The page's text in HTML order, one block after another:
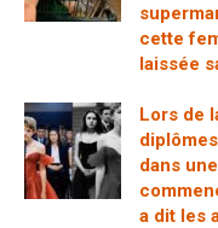
cette
laissée
Lors de
dans
a dit les